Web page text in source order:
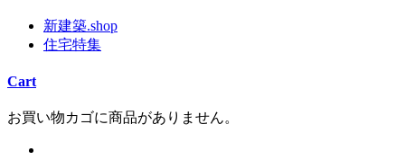
新建築.shop
住宅特集
Cart
お買い物カゴに商品がありません。